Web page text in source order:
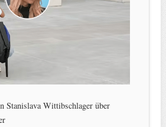
Stanislava Wittibschlager über